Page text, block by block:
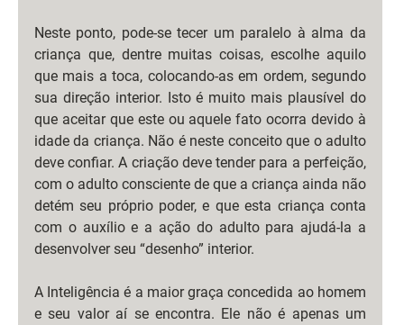
Neste ponto, pode-se tecer um paralelo à alma da
criança que, dentre muitas coisas, escolhe aquilo
que mais a toca, colocando-as em ordem, segundo
sua direção interior. Isto é muito mais plausível do
que aceitar que este ou aquele fato ocorra devido à
idade da criança. Não é neste conceito que o adulto
deve confiar. A criação deve tender para a perfeição,
com o adulto consciente de que a criança ainda não
detém seu próprio poder, e que esta criança conta
com o auxílio e a ação do adulto para ajudá-la a
desenvolver seu “desenho” interior.
A Inteligência é a maior graça concedida ao homem
e seu valor aí se encontra. Ele não é apenas um